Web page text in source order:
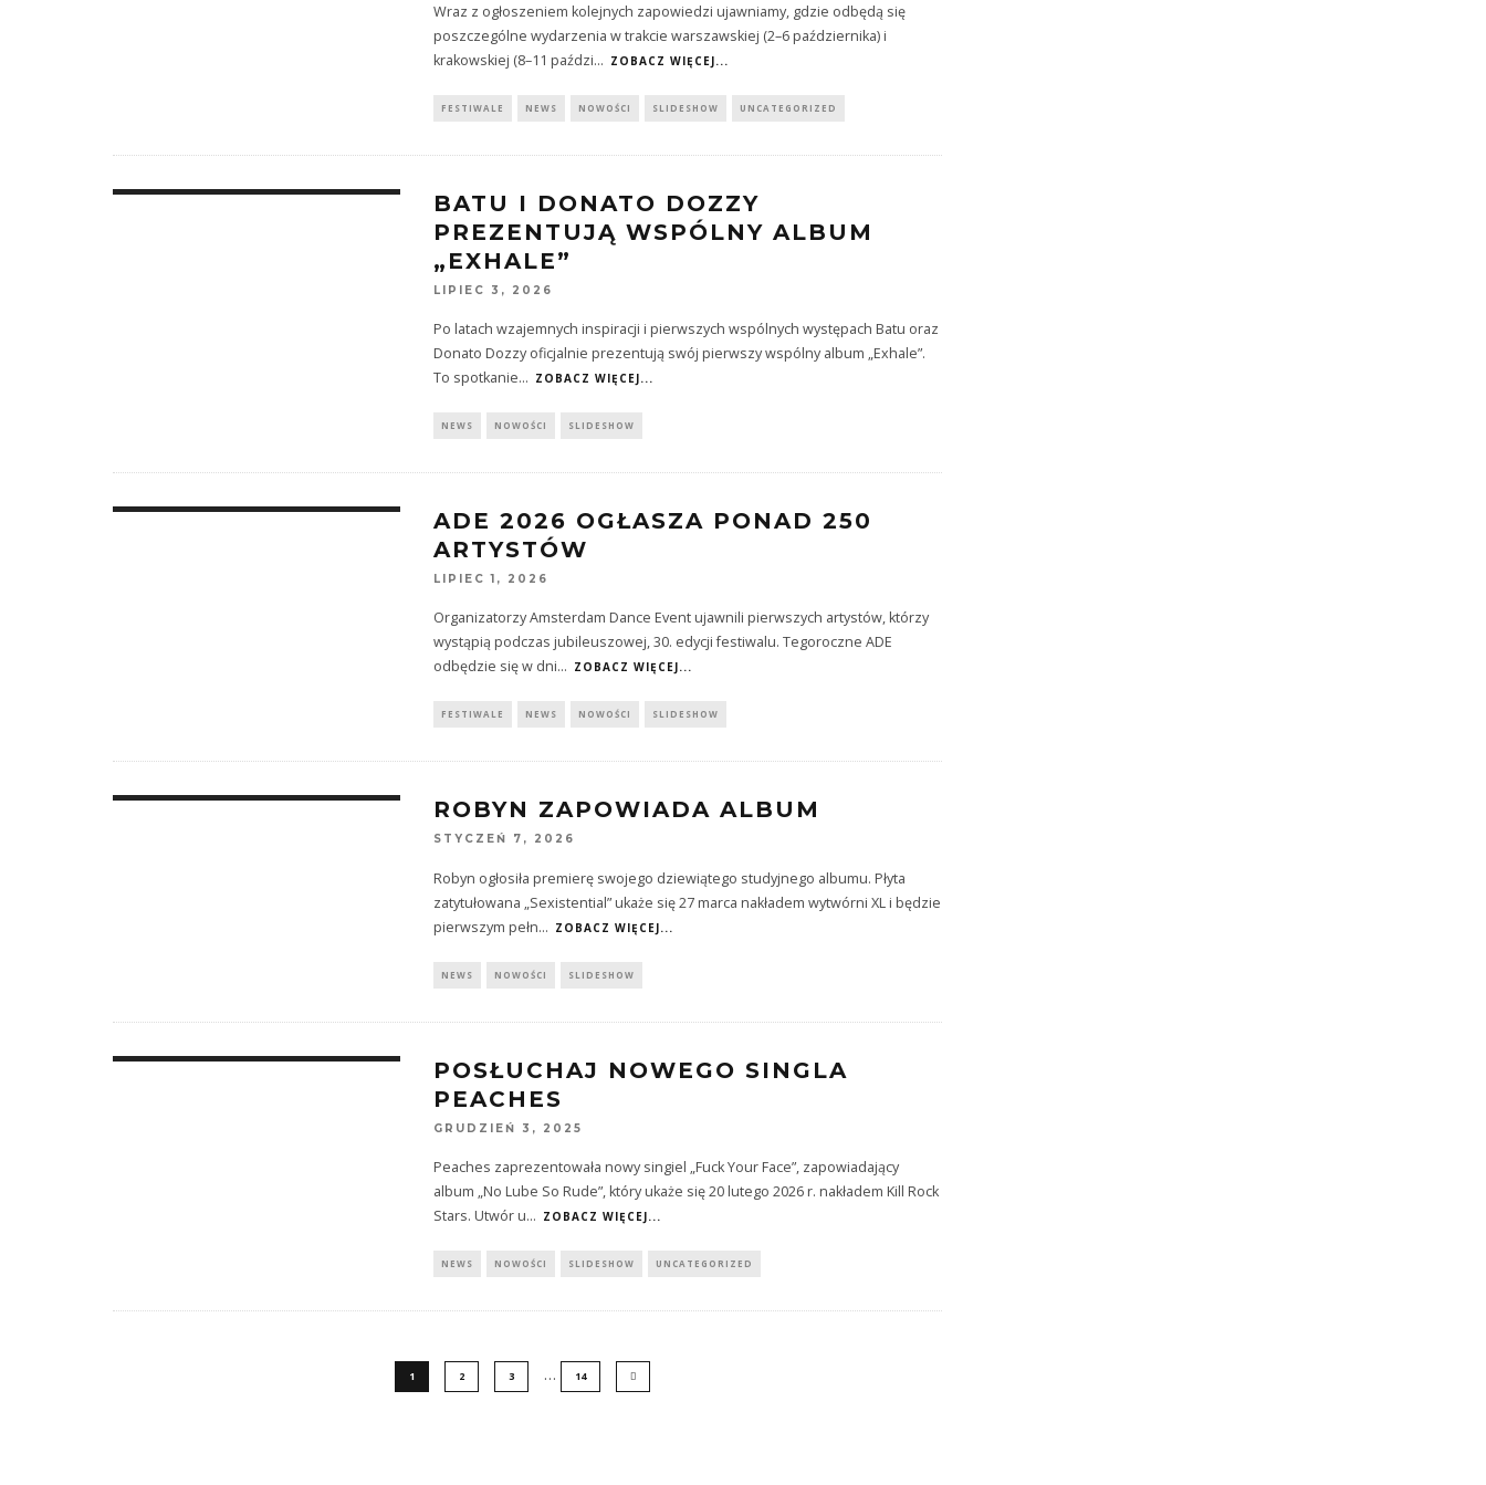
Wraz z ogłoszeniem kolejnych zapowiedzi ujawniamy, gdzie odbędą się
poszczególne wydarzenia w trakcie warszawskiej (2–6 października) i
krakowskiej (8–11 paździ... ZOBACZ WIĘCEJ...
FESTIWALE NEWS NOWOŚCI SLIDESHOW UNCATEGORIZED
BATU I DONATO DOZZY
PREZENTUJĄ WSPÓLNY ALBUM
„EXHALE”
LIPIEC 3, 2026
Po latach wzajemnych inspiracji i pierwszych wspólnych występach Batu oraz
Donato Dozzy oficjalnie prezentują swój pierwszy wspólny album „Exhale”.
To spotkanie... ZOBACZ WIĘCEJ...
NEWS NOWOŚCI SLIDESHOW
ADE 2026 OGŁASZA PONAD 250
ARTYSTÓW
LIPIEC 1, 2026
Organizatorzy Amsterdam Dance Event ujawnili pierwszych artystów, którzy
wystąpią podczas jubileuszowej, 30. edycji festiwalu. Tegoroczne ADE
odbędzie się w dni... ZOBACZ WIĘCEJ...
FESTIWALE NEWS NOWOŚCI SLIDESHOW
ROBYN ZAPOWIADA ALBUM
STYCZEŃ 7, 2026
Robyn ogłosiła premierę swojego dziewiątego studyjnego albumu. Płyta
zatytułowana „Sexistential” ukaże się 27 marca nakładem wytwórni XL i będzie
pierwszym pełn... ZOBACZ WIĘCEJ...
NEWS NOWOŚCI SLIDESHOW
POSŁUCHAJ NOWEGO SINGLA
PEACHES
GRUDZIEŃ 3, 2025
Peaches zaprezentowała nowy singiel „Fuck Your Face”, zapowiadający
album „No Lube So Rude”, który ukaże się 20 lutego 2026 r. nakładem Kill Rock
Stars. Utwór u... ZOBACZ WIĘCEJ...
NEWS NOWOŚCI SLIDESHOW UNCATEGORIZED
1 2 3 … 14